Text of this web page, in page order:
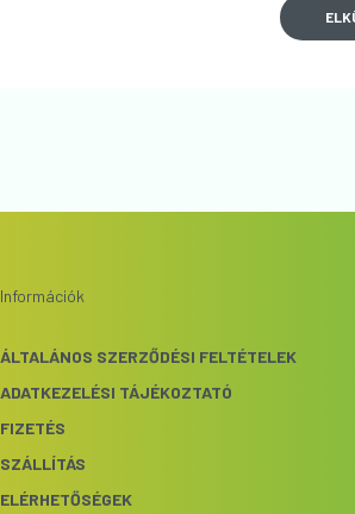
Információk
ÁLTALÁNOS SZERZŐDÉSI FELTÉTELEK
ADATKEZELÉSI TÁJÉKOZTATÓ
FIZETÉS
SZÁLLÍTÁS
ELÉRHETŐSÉGEK